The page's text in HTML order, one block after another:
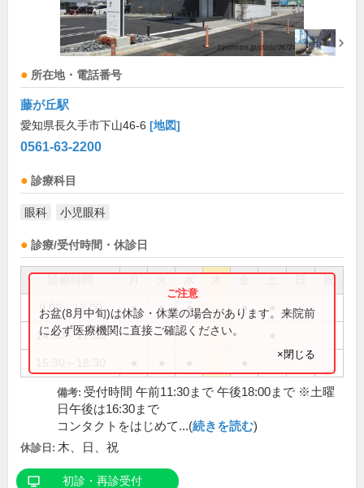
所在地・電話番号
藤が丘駅
愛知県長久手市下山46-6 [地図]
0561-63-2200
診療科目
眼科 小児眼科
診療/受付時間・休診日
祝
9:00～12:00 ● ● ● ●
14:00～17:00
お盆(8月中旬)は休診・休業の場合があります。来院前
に必ず医療機関に直接ご確認ください。
×閉じる
備考: 受付時間 午前11:30まで 午後18:00まで ※土曜
日午後は16:30まで
コンタクトをはじめて...(続きを読む)
休診日: 木、日、祝
初診・再診受付